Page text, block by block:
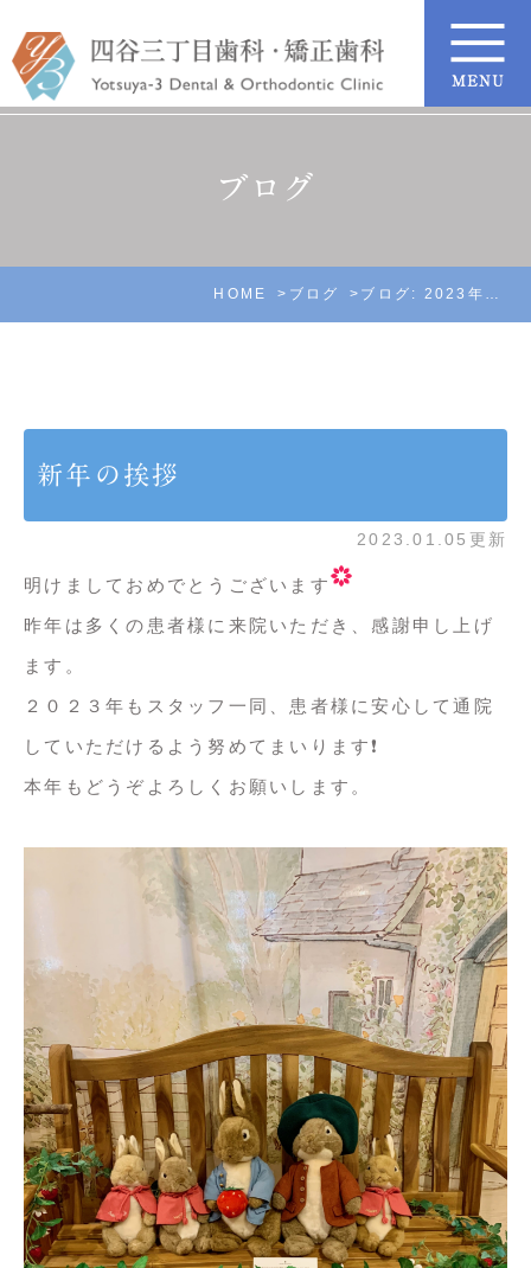
ブログ
HOME ブログ
新年の挨拶
2023.01.05更新
明けましておめでとうございます
昨年は多くの患者様に来院いただき、感謝申し上げ
ます。
２０２３年もスタッフ一同、患者様に安心して通院
していただけるよう努めてまいります❗️
本年もどうぞよろしくお願いします。